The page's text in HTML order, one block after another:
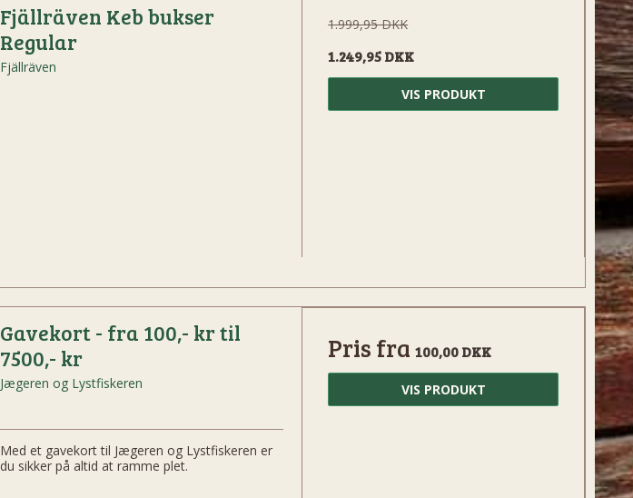
Fjällräven Keb bukser
Regular
Fjällräven
1.999,95 DKK
1.249,95 DKK
VIS PRODUKT
Gavekort - fra 100,- kr til
7500,- kr
Jægeren og Lystfiskeren
Med et gavekort til Jægeren og Lystfiskeren er
du sikker på altid at ramme plet.
Pris fra100,00 DKK
VIS PRODUKT